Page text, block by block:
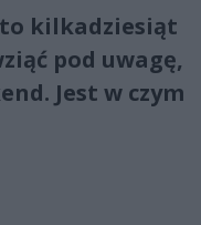
kilkadziesiąt
pod uwagę,
Jest w czym